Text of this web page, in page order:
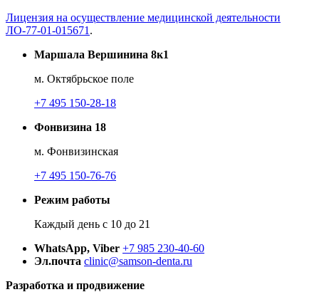
Лицензия на осуществление медицинской деятельности
ЛО-77-01-015671 .
Маршала Вершинина 8к1
м. Октябрьское поле
+7 495 150-28-18
Фонвизина 18
м. Фонвизинская
+7 495 150-76-76
Режим работы
Каждый день с 10 до 21
WhatsApp, Viber +7 985 230-40-60
Эл.почта clinic@samson-denta.ru
Разработка и продвижение